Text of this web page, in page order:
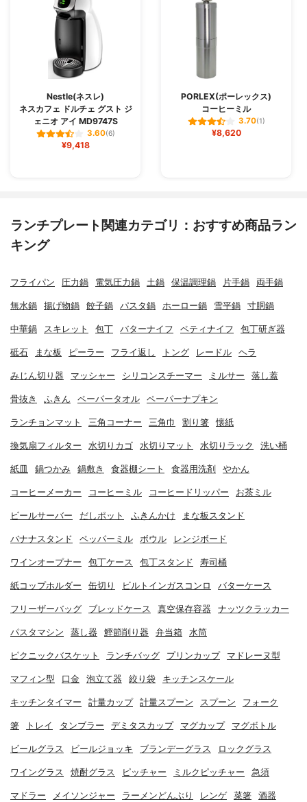
Nestle(ネスレ)
ネスカフェ ドルチェ グスト ジ
ェニオ アイ MD9747S
3.60(6)
¥9,418
PORLEX(ポーレックス)
コーヒーミル
3.70(1)
¥8,620
ランチプレート関連カテゴリ：おすすめ商品ラン
キング
フライパン 圧力鍋 電気圧力鍋 土鍋 保温調理鍋 片手鍋 両手鍋
無水鍋 揚げ物鍋 餃子鍋 パスタ鍋 ホーロー鍋 雪平鍋 寸胴鍋
中華鍋 スキレット 包丁 バターナイフ ペティナイフ 包丁研ぎ器
砥石 まな板 ピーラー フライ返し トング レードル ヘラ
みじん切り器 マッシャー シリコンスチーマー ミルサー 落し蓋
骨抜き ふきん ペーパータオル ペーパーナプキン
ランチョンマット 三角コーナー 三角巾 割り箸 懐紙
換気扇フィルター 水切りカゴ 水切りマット 水切りラック 洗い桶
紙皿 鍋つかみ 鍋敷き 食器棚シート 食器用洗剤 やかん
コーヒーメーカー コーヒーミル コーヒードリッパー お茶ミル
ビールサーバー だしポット ふきんかけ まな板スタンド
バナナスタンド ペッパーミル ボウル レンジボード
ワインオープナー 包丁ケース 包丁スタンド 寿司桶
紙コップホルダー 缶切り ビルトインガスコンロ バターケース
フリーザーバッグ ブレッドケース 真空保存容器 ナッツクラッカー
パスタマシン 蒸し器 鰹節削り器 弁当箱 水筒
ピクニックバスケット ランチバッグ プリンカップ マドレーヌ型
マフィン型 口金 泡立て器 絞り袋 キッチンスケール
キッチンタイマー 計量カップ 計量スプーン スプーン フォーク
箸 トレイ タンブラー デミタスカップ マグカップ マグボトル
ビールグラス ビールジョッキ ブランデーグラス ロックグラス
ワイングラス 焼酎グラス ピッチャー ミルクピッチャー 急須
マドラー メイソンジャー ラーメンどんぶり レンゲ 菜箸 酒器